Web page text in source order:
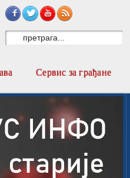
Sign in with Facebook
Sign in with Twitter
Subscribe on YouTube
Сервис за грађане